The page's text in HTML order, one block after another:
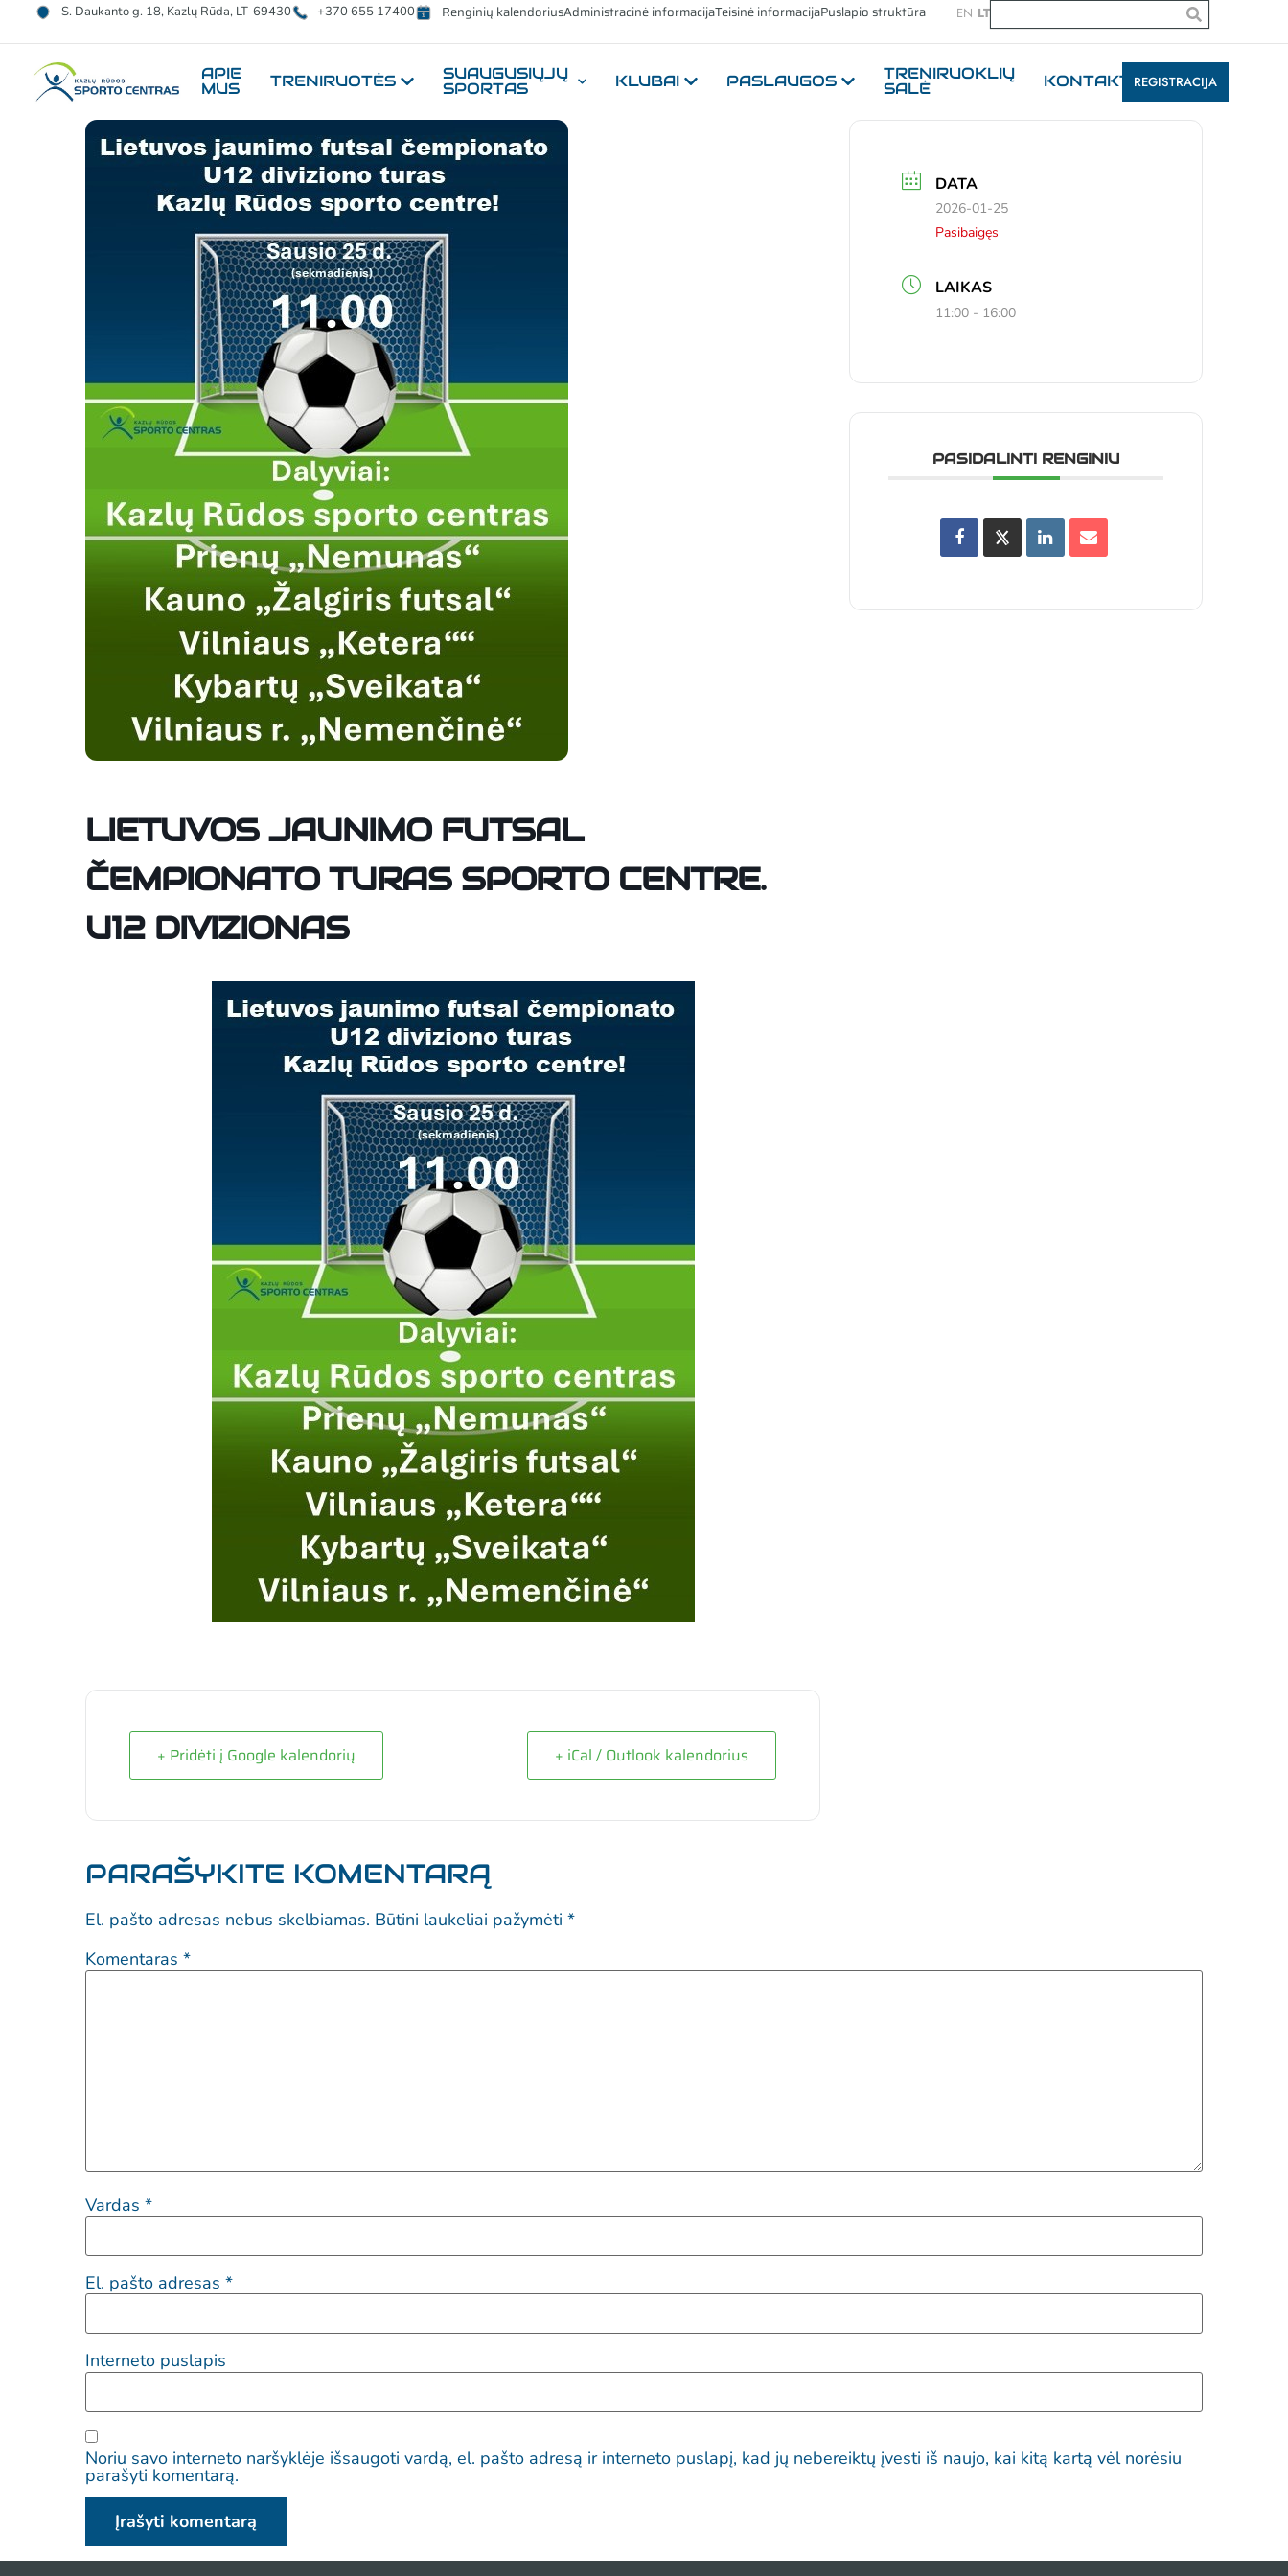
S. Daukanto g. 18, Kazlų Rūda, LT-69430 +370 655 17400 Renginių kalendoriusAdministracinė informacijaTeisinė informacijaPuslapio struktūra EN LT
APIE
MUS TRENIRUOTĖS SUAUGUSIŲJŲ
SPORTAS KLUBAI PASLAUGOS TRENIRUOKLIŲ
SALĖ KONTAKTAIREGISTRACIJA
LIETUVOS JAUNIMO FUTSAL
ČEMPIONATO TURAS SPORTO CENTRE.
U12 DIVIZIONAS
+ Pridėti į Google kalendorių + iCal / Outlook kalendorius
DATA
2026-01-25
Pasibaigęs
LAIKAS
11:00 - 16:00
PASIDALINTI RENGINIU
PARAŠYKITE KOMENTARĄ
El. pašto adresas nebus skelbiamas. Būtini laukeliai pažymėti *
Komentaras *
Vardas *
El. pašto adresas *
Interneto puslapis
Noriu savo interneto naršyklėje išsaugoti vardą, el. pašto adresą ir interneto puslapį, kad jų nebereiktų įvesti iš naujo, kai kitą kartą vėl norėsiu
parašyti komentarą.